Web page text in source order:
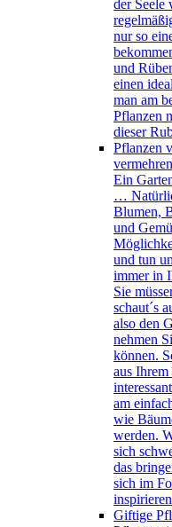
der Seele
nur so
und
einen
man am
Pflanzen
dieser
Pflanzen
Ein
…
Blumen,
und
und tun
immer in
Sie
schaut´s
also den
nehmen
können.
aus
am
wie
werden.
sich
das
sich im
Giftige